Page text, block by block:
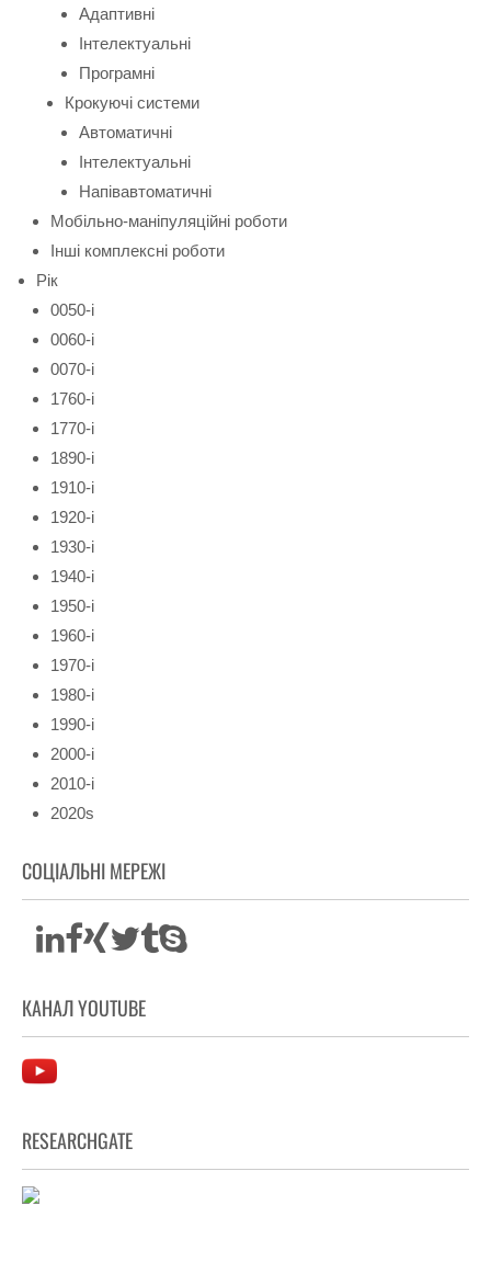
Адаптивні
Інтелектуальні
Програмні
Крокуючі системи
Автоматичні
Інтелектуальні
Напівавтоматичні
Мобільно-маніпуляційні роботи
Інші комплексні роботи
Рік
0050-і
0060-і
0070-і
1760-і
1770-і
1890-і
1910-і
1920-і
1930-і
1940-і
1950-і
1960-і
1970-і
1980-і
1990-і
2000-і
2010-і
2020s
СОЦІАЛЬНІ МЕРЕЖІ
КАНАЛ YOUTUBE
RESEARCHGATE